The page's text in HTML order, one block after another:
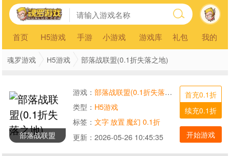
首页 H5游戏 手游 小游戏 游戏库 礼包 我的
魂罗游戏 H5游戏 部落战联盟(0.1折失落之地)
部落战联盟
游戏： 部落战联盟(0.1折失落之地)
类型： H5游戏
标签： 文字放置魔幻 0.1折
更新： 2026-05-26 10:45:35
首充0.1折
续充0.1折
开始游戏